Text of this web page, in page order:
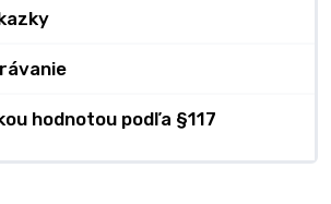
hodnotou podľa §117